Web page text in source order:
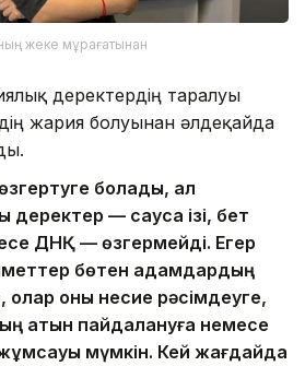
жеке мұрағатынан
деректердің таралуы
жария болуынан әлдеқайда
болады, ал
деректер — саусақ ізі, бет
ДНҚ — өзгермейді. Егер
бөтен адамдардың
олар оны несие рәсімдеуге,
атын пайдалануға немесе
мүмкін. Кей жағдайда